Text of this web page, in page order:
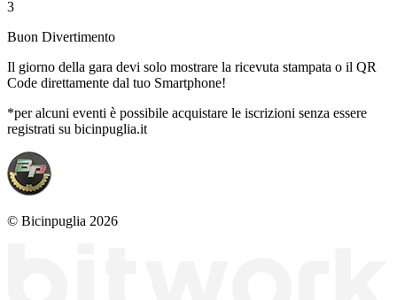
3
Buon Divertimento
Il giorno della gara devi solo mostrare la ricevuta stampata o il QR
Code direttamente dal tuo Smartphone!
*per alcuni eventi è possibile acquistare le iscrizioni senza essere
registrati su bicinpuglia.it
© Bicinpuglia 2026